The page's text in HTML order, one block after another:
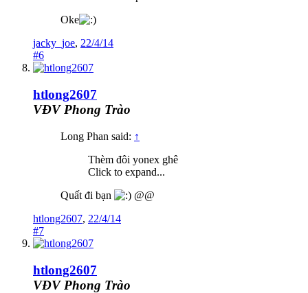
Oke
jacky_joe, 22/4/14
#6
htlong2607
VĐV Phong Trào
Long Phan said: ↑
Thèm đôi yonex ghê
Click to expand...
Quất đi bạn
@@
htlong2607, 22/4/14
#7
htlong2607
VĐV Phong Trào